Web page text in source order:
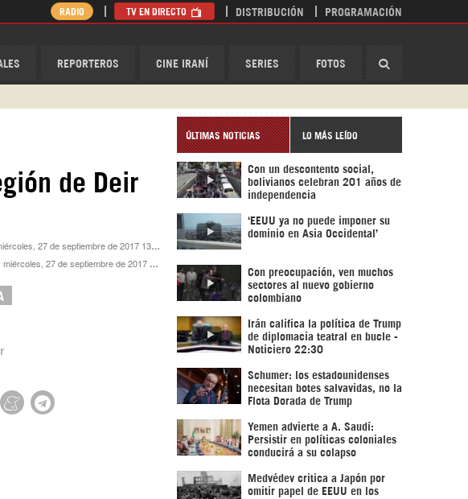
REPORTEROS CINE IRANÍ SERIES FOTOS
RADIO TV EN DIRECTO DISTRIBUCIÓN PROGRAMACIÓN
de Deir
27 de septiembre de 2017 13:10
miércoles, 27 de septiembre de 2017 15:04
ÚLTIMAS NOTICIAS LO MÁS LEÍDO
Con un descontento social,
bolivianos celebran 201 años de
independencia
‘EEUU ya no puede imponer su
dominio en Asia Occidental’
Con preocupación, ven muchos
sectores al nuevo gobierno
colombiano
Irán califica la política de Trump
de diplomacia teatral en bucle -
Noticiero 22:30
Schumer: los estadounidenses
necesitan botes salvavidas, no la
Flota Dorada de Trump
Yemen advierte a A. Saudí:
Persistir en políticas coloniales
conducirá a su colapso
Medvédev critica a Japón por
omitir papel de EEUU en los